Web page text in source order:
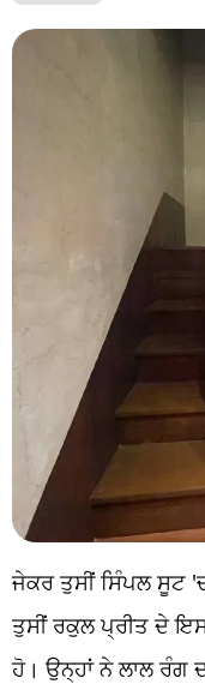
ਜੇਕਰ ਤੁਸੀਂ ਸਿੰਪਲ ਸੂਟ
ਤੁਸੀਂ ਰਕੁਲ ਪ੍ਰੀਤ ਦੇ
ਹੋ। ਉਨ੍ਹਾਂ ਨੇ ਲਾਲ ਰੰਗ